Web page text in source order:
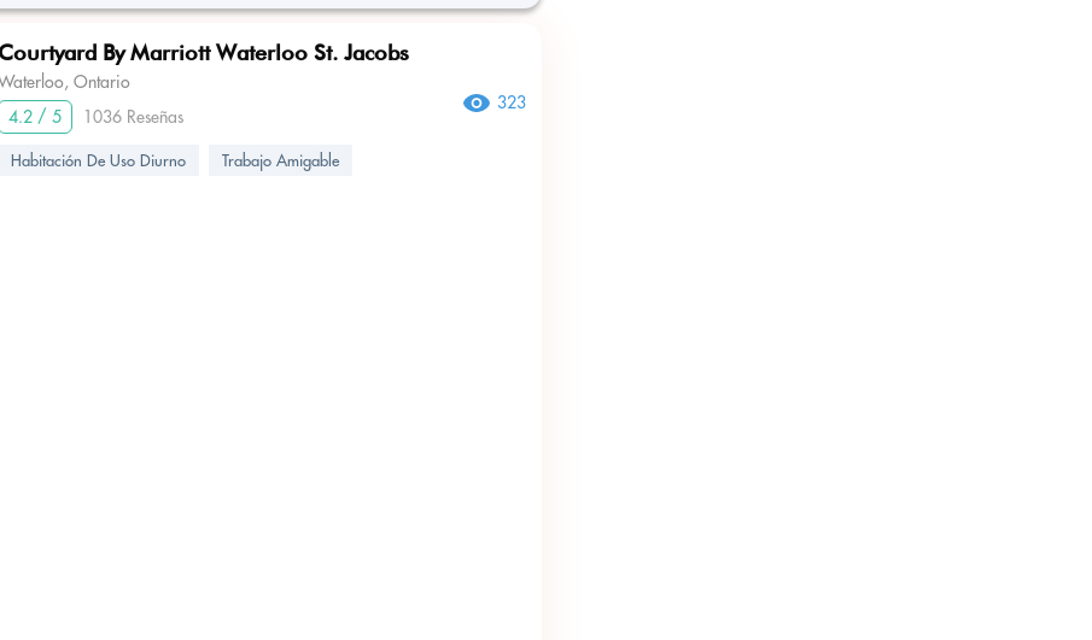
Courtyard By Marriott Waterloo St. Jacobs
Ontario
4.2 / 5
1036 Reseñas
323
Habitación De Uso Diurno Trabajo Amigable